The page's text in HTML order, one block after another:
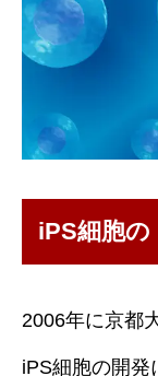
iPS細胞
2006年に京都
iPS細胞の開発